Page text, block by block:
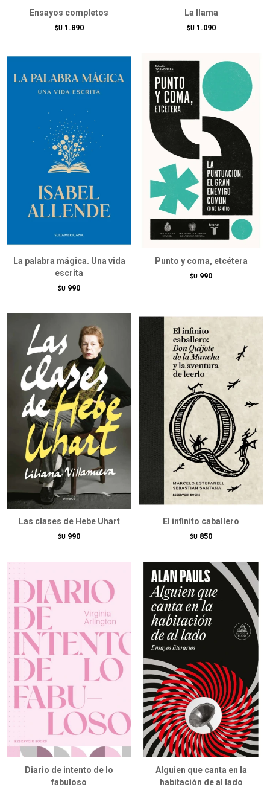
Ensayos completos
$U 1.890
La llama
$U 1.090
La palabra mágica. Una vida
escrita
$U 990
Punto y coma, etcétera
$U 990
Las clases de Hebe Uhart
$U 990
El infinito caballero
$U 850
Diario de intento de lo
fabuloso
Alguien que canta en la
habitación de al lado